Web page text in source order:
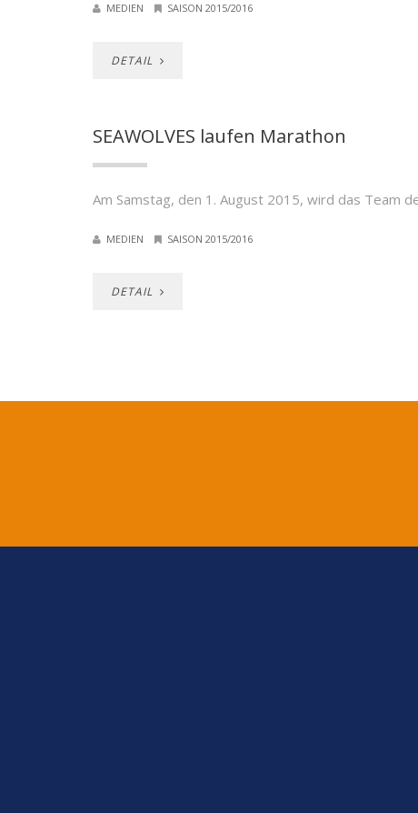
MEDIEN SAISON 2015/2016
DETAIL
SEAWOLVES laufen Marathon
Am Samstag, den 1. August 2015, wird das Team
MEDIEN SAISON 2015/2016
DETAIL